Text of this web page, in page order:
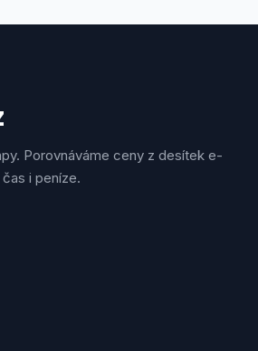
Porovnáváme ceny z desítek e-
i peníze.